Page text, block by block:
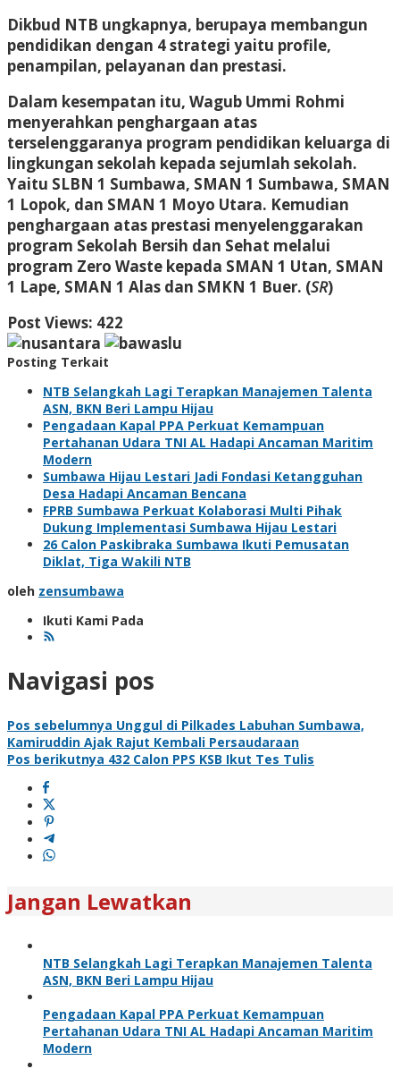
Dikbud NTB ungkapnya, berupaya membangun
pendidikan dengan 4 strategi yaitu profile,
penampilan, pelayanan dan prestasi.
Dalam kesempatan itu, Wagub Ummi Rohmi
menyerahkan penghargaan atas
terselenggaranya program pendidikan keluarga di
lingkungan sekolah kepada sejumlah sekolah.
Yaitu SLBN 1 Sumbawa, SMAN 1 Sumbawa, SMAN
1 Lopok, dan SMAN 1 Moyo Utara. Kemudian
penghargaan atas prestasi menyelenggarakan
program Sekolah Bersih dan Sehat melalui
program Zero Waste kepada SMAN 1 Utan, SMAN
1 Lape, SMAN 1 Alas dan SMKN 1 Buer. (SR)
Post Views: 422
Posting Terkait
NTB Selangkah Lagi Terapkan Manajemen Talenta
ASN, BKN Beri Lampu Hijau
Pengadaan Kapal PPA Perkuat Kemampuan
Pertahanan Udara TNI AL Hadapi Ancaman Maritim
Modern
Sumbawa Hijau Lestari Jadi Fondasi Ketangguhan
Desa Hadapi Ancaman Bencana
FPRB Sumbawa Perkuat Kolaborasi Multi Pihak
Dukung Implementasi Sumbawa Hijau Lestari
26 Calon Paskibraka Sumbawa Ikuti Pemusatan
Diklat, Tiga Wakili NTB
oleh zensumbawa
Ikuti Kami Pada
Navigasi pos
Pos sebelumnya Unggul di Pilkades Labuhan Sumbawa,
Kamiruddin Ajak Rajut Kembali Persaudaraan
Pos berikutnya 432 Calon PPS KSB Ikut Tes Tulis
Jangan Lewatkan
NTB Selangkah Lagi Terapkan Manajemen Talenta
ASN, BKN Beri Lampu Hijau
Pengadaan Kapal PPA Perkuat Kemampuan
Pertahanan Udara TNI AL Hadapi Ancaman Maritim
Modern